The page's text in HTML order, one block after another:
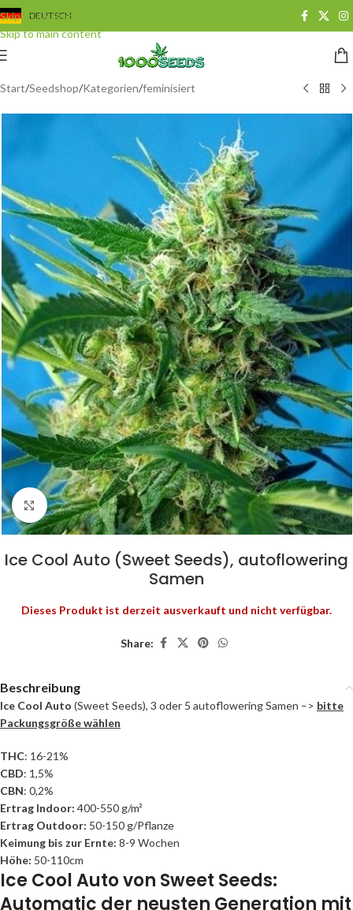
Skip to navigation
Skip to main content
DEUTSCH
Start/Seedshop/Kategorien/feminisiert
Click to enlarge
Ice Cool Auto (Sweet Seeds), autoflowering
Samen
Dieses Produkt ist derzeit ausverkauft und nicht verfügbar.
Share:
Beschreibung
Ice Cool Auto (Sweet Seeds), 3 oder 5 autoflowering Samen –> bitte
Packungsgröße wählen
THC: 16-21%
CBD: 1,5%
CBN: 0,2%
Ertrag Indoor: 400-550 g/m²
Ertrag Outdoor: 50-150 g/Pflanze
Keimung bis zur Ernte: 8-9 Wochen
Höhe: 50-110cm
Ice Cool Auto von Sweet Seeds:
Automatic der neusten Generation mit